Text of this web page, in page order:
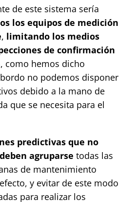
de este sistema sería
los equipos de medición
, limitando los medios
de confirmación
, como hemos dicho
no podemos disponer
debido a la mano de
que se necesita para el
predictivas que no
deben agruparse todas las
de mantenimiento
y evitar de este modo
para realizar los